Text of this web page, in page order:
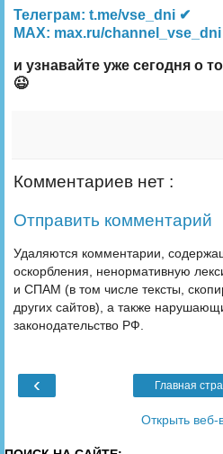
Телеграм: t.me/vse_dni ✔
MAX: max.ru/
и узнавайте уже сегодня о
😉
Комментариев нет :
Отправить комментарий
Удаляются комментарии,
оскорбления, ненормативную
и СПАМ (в том числе тексты,
других сайтов), а также
законодательство РФ.
‹ Главная
Открыть веб-